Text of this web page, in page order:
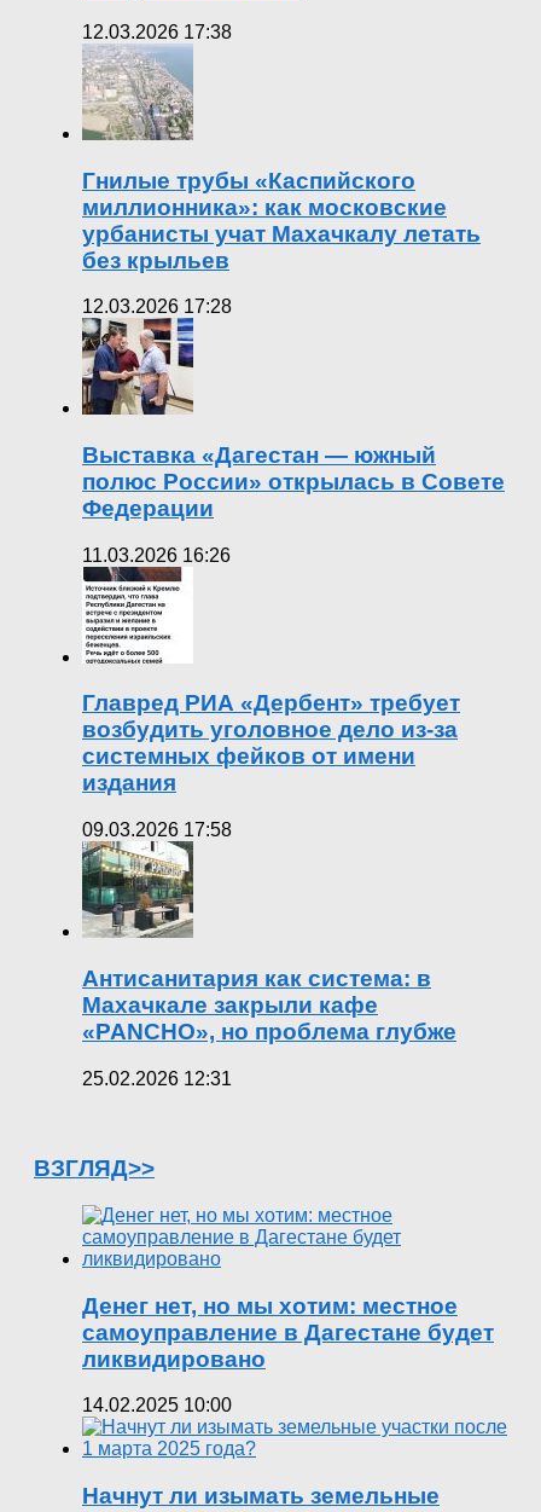
12.03.2026 17:38
Гнилые трубы «Каспийского
миллионника»: как московские
урбанисты учат Махачкалу летать
без крыльев
12.03.2026 17:28
Выставка «Дагестан — южный
полюс России» открылась в Совете
Федерации
11.03.2026 16:26
Главред РИА «Дербент» требует
возбудить уголовное дело из-за
системных фейков от имени
издания
09.03.2026 17:58
Антисанитария как система: в
Махачкале закрыли кафе
«PANCHO», но проблема глубже
25.02.2026 12:31
ВЗГЛЯД>>
Денег нет, но мы хотим: местное
самоуправление в Дагестане будет
ликвидировано
14.02.2025 10:00
Начнут ли изымать земельные